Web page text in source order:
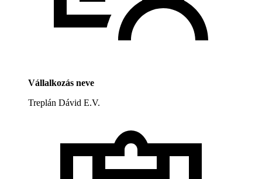
Vállalkozás neve
Treplán Dávid E.V.